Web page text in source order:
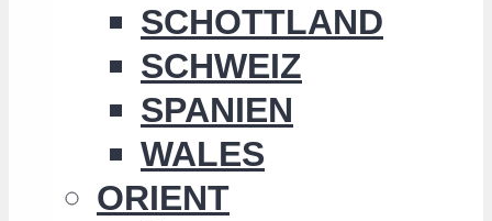
SCHOTTLAND
SCHWEIZ
SPANIEN
WALES
ORIENT